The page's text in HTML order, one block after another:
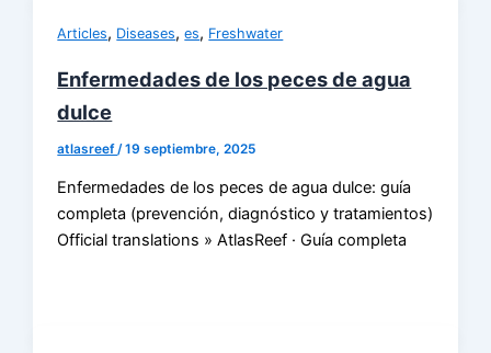
Articles, Diseases,es, Freshwater
Enfermedades de los peces de agua
dulce
atlasreef /19 septiembre, 2025
Enfermedades de los peces de agua dulce: guía
completa (prevención, diagnóstico y tratamientos)
Official translations » AtlasReef · Guía completa